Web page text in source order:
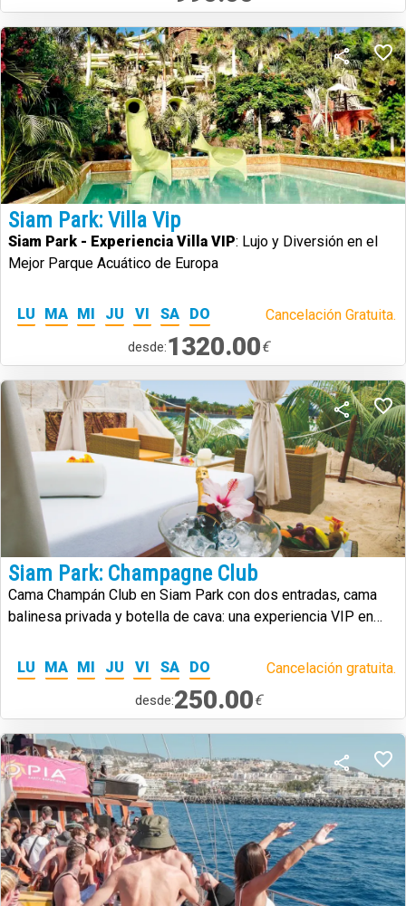
Siam Park: Villa Vip
Siam Park - Experiencia Villa VIP: Lujo y Diversión en el
Mejor Parque Acuático de Europa
LU MA MI JU VI SA DO Cancelación Gratuita.
desde:1320.00€
Siam Park: Champagne Club
Cama Champán Club en Siam Park con dos entradas, cama
balinesa privada y botella de cava: una experiencia VIP en
LU
MA MI JU VI SA DO Cancelación gratuita.
desde:250.00€